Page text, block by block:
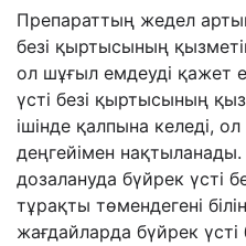
Препараттың жедел
безі қыртысының
ол шұғыл емдеуді қажет
үсті безі қыртысының
ішінде қалпына келеді,
деңгейімен
дозалануда бүйрек үсті
тұрақты төмендегені
жағдайларда бүйрек